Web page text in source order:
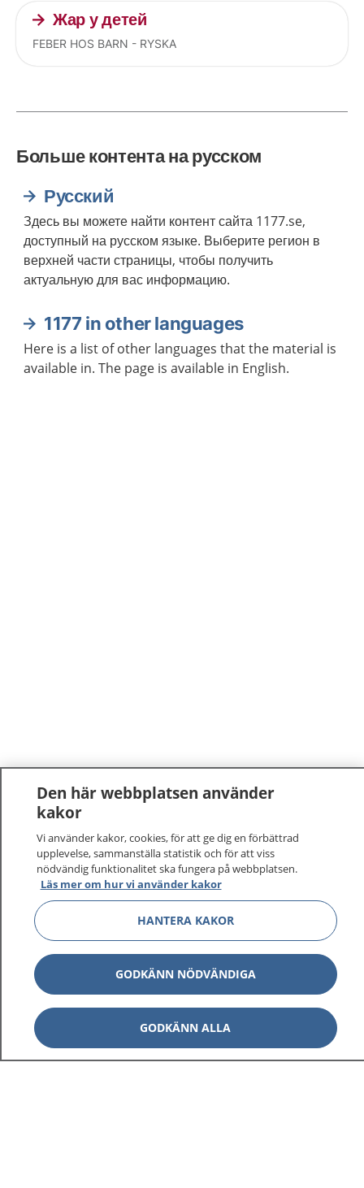
Жар у детей
FEBER HOS BARN - RYSKA
Больше контента на русском
Русский
Здесь вы можете найти контент сайта 1177.se,
доступный на русском языке. Выберите регион в
верхней части страницы, чтобы получить
актуальную для вас информацию.
1177 in other languages
Here is a list of other languages that the material is
available in. The page is available in English.
1177–tryggt om din hälsa och vård
På 1177.se får du råd om hälsa och information om
sjukdomar och vilka mottagningar du kan kontakta.
Logga in för att läsa din journal och göra dina
vårdärenden. Ring telefonnummer 1177 för
sjukvårdsrådgivning dygnet runt.
Den här webbplatsen använder
kakor
Vi använder kakor, cookies, för att ge dig en förbättrad
upplevelse, sammanställa statistik och för att viss
nödvändig funktionalitet ska fungera på webbplatsen.
Läs mer om hur vi använder kakor
HANTERA KAKOR
GODKÄNN NÖDVÄNDIGA
GODKÄNN ALLA